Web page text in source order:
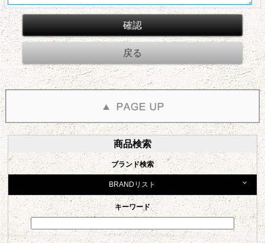
商品検索
ブランド検索
BRANDリスト
キーワード